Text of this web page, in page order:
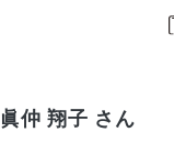
眞仲 翔子 さん